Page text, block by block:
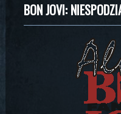
BON JOVI: